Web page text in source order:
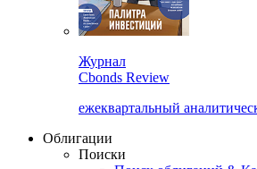
Журнал
Cbonds Review
ежеквартальный
Облигации
Поиски